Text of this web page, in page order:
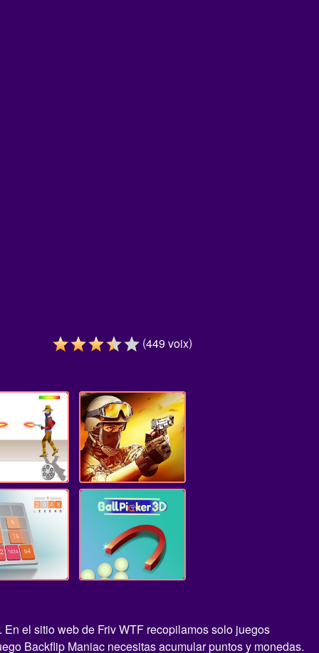
(449voix)
el sitio web de Friv WTF recopilamos solo juegos
Backflip Maniac necesitas acumular puntos y monedas.